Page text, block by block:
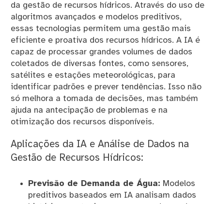
da gestão de recursos hídricos. Através do uso de
algoritmos avançados e modelos preditivos,
essas tecnologias permitem uma gestão mais
eficiente e proativa dos recursos hídricos. A IA é
capaz de processar grandes volumes de dados
coletados de diversas fontes, como sensores,
satélites e estações meteorológicas, para
identificar padrões e prever tendências. Isso não
só melhora a tomada de decisões, mas também
ajuda na antecipação de problemas e na
otimização dos recursos disponíveis.
Aplicações da IA e Análise de Dados na
Gestão de Recursos Hídricos:
Previsão de Demanda de Água: Modelos
preditivos baseados em IA analisam dados